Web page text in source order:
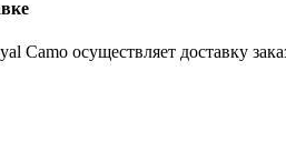
Camo осуществляет доставку